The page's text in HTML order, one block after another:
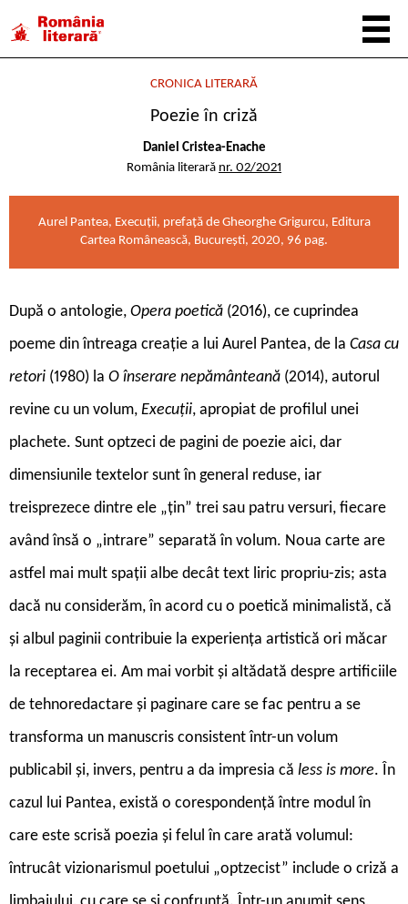
CRONICA LITERARĂ
Poezie în criză
Daniel Cristea-Enache
România literară nr. 02/2021
Aurel Pantea, Execuții, prefață de Gheorghe Grigurcu, Editura
Cartea Românească, București, 2020, 96 pag.
După o antologie, Opera poetică (2016), ce cuprindea
poeme din întreaga creație a lui Aurel Pantea, de la Casa cu
retori (1980) la O înserare nepământeană (2014), autorul
revine cu un volum, Execuții, apropiat de profilul unei
plachete. Sunt optzeci de pagini de poezie aici, dar
dimensiunile textelor sunt în general reduse, iar
treisprezece dintre ele „țin” trei sau patru versuri, fiecare
având însă o „intrare” separată în volum. Noua carte are
astfel mai mult spații albe decât text liric propriu-zis; asta
dacă nu considerăm, în acord cu o poetică minimalistă, că
și albul paginii contribuie la experiența artistică ori măcar
la receptarea ei. Am mai vorbit și altădată despre artificiile
de tehnoredactare și paginare care se fac pentru a se
transforma un manuscris consistent într-un volum
publicabil și, invers, pentru a da impresia că less is more. În
cazul lui Pantea, există o corespondență între modul în
care este scrisă poezia și felul în care arată volumul:
întrucât vizionarismul poetului „optzecist” include o criză a